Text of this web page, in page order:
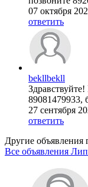
07 октября
ответить
bekllbekll
89081479933,
27 сентября
ответить
Другие объявления
Все объявления